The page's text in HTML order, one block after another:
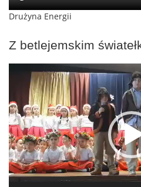
Drużyna Energii
Z betlejemskim
Odtwarzacz